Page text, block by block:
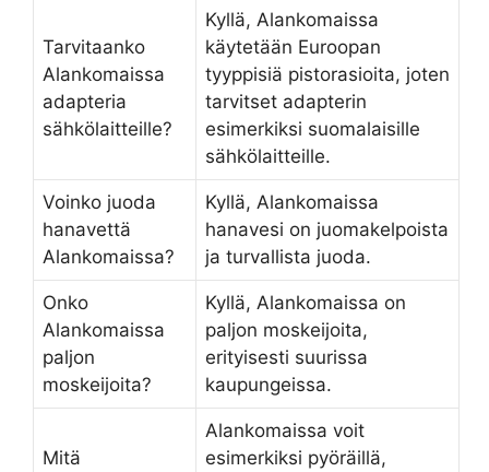
Tarvitaanko
Alankomaissa
adapteria
sähkölaitteille?
Kyllä, Alankomaissa
käytetään Euroopan
tyyppisiä pistorasioita, joten
tarvitset adapterin
esimerkiksi suomalaisille
sähkölaitteille.
Voinko juoda
hanavettä
Alankomaissa?
Kyllä, Alankomaissa
hanavesi on juomakelpoista
ja turvallista juoda.
Onko
Alankomaissa
paljon
moskeijoita?
Kyllä, Alankomaissa on
paljon moskeijoita,
erityisesti suurissa
kaupungeissa.
Mitä
Alankomaissa voit
esimerkiksi pyöräillä,